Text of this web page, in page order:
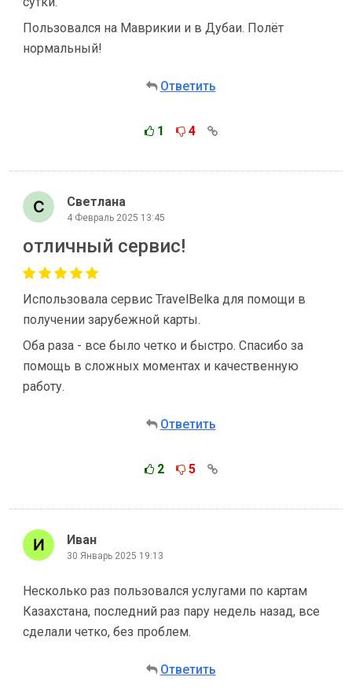
Пользовался на Маврикии и в Дубаи. Полёт
нормальный!
Ответить
1 4
Светлана
4 Февраль 2025 13:45
отличный сервис!
Использовала сервис TravelBelka для помощи в
получении зарубежной карты.
Оба раза - все было четко и быстро. Спасибо за
помощь в сложных моментах и качественную
работу.
Ответить
2 5
Иван
30 Январь 2025 19:13
Несколько раз пользовался услугами по картам
Казахстана, последний раз пару недель назад, все
сделали четко, без проблем.
Ответить